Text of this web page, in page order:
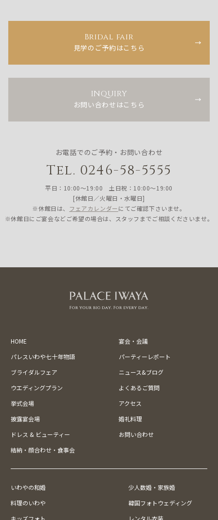
Bridal fair
見学のご予約はこちら
INQUIRY
お問い合わせはこちら
お電話でのご予約・お問い合わせ
Tel. 0246-58-5555
平日：10:00〜19:00 土日祝：10:00〜19:00
[休館日／火曜日・水曜日]
※休館日は、 フェアカレンダーにてご確認下さいませ。
※休館日にご宴会などご希望の場合は、スタッフまでご相談くださいませ。
HOME
宴会・会議
パレスいわや七十年物語
パーティーレポート
ブライダルフェア
ニュース&ブログ
ウエディングプラン
よくあるご質問
挙式会場
アクセス
披露宴会場
婚礼料理
ドレス & ビューティー
お問い合わせ
結納・顔合わせ・食事会
いわやの和婚
少人数婚・家族婚
料理のいわや
韓国フォトウェディング